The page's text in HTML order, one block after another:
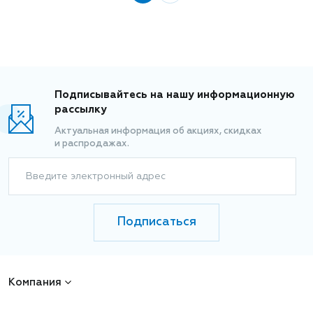
Подписывайтесь на нашу информационную
рассылку
Актуальная информация об акциях, скидках
и распродажах.
Введите электронный адрес
Подписаться
Компания